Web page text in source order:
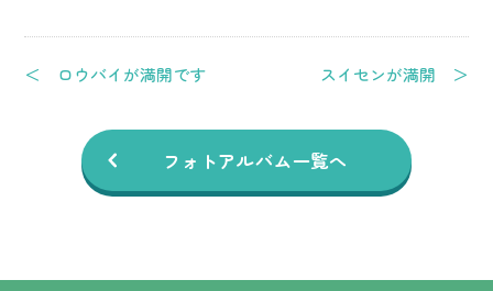
＜ ロウバイが満開です スイセンが満開 ＞
フォトアルバム一覧へ